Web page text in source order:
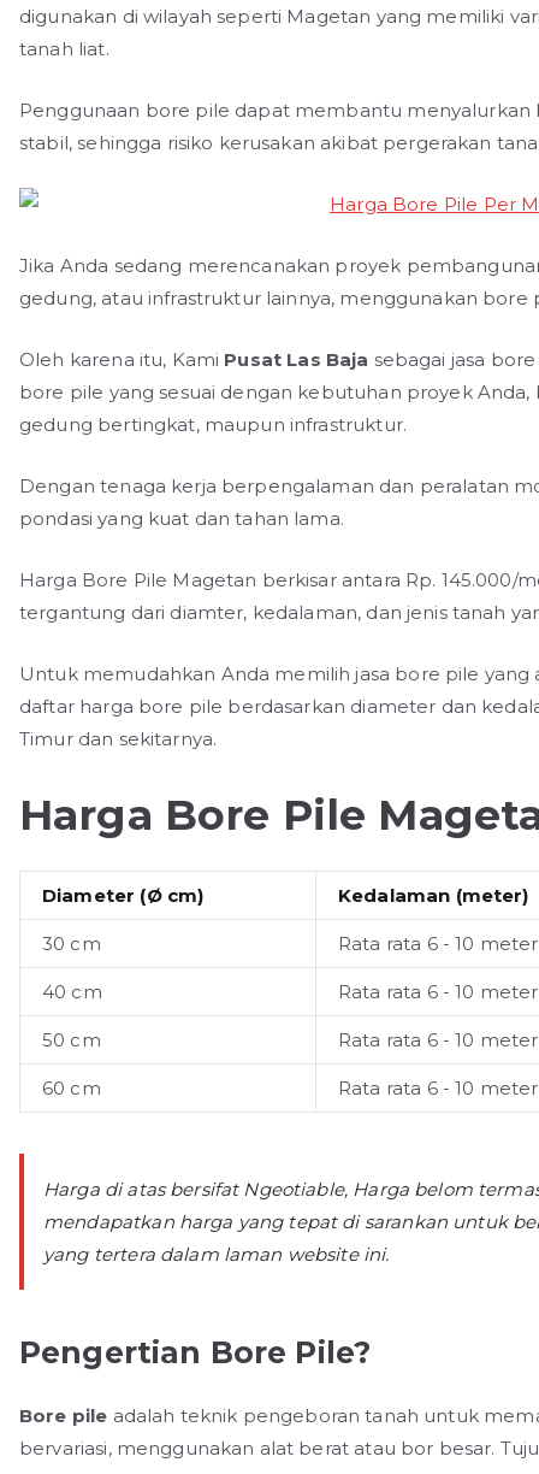
digunakan di wilayah seperti Magetan yang memiliki
tanah liat.
Penggunaan bore pile dapat membantu
stabil, sehingga risiko kerusakan akibat pergerakan
Jika Anda sedang merencanakan proyek
gedung, atau infrastruktur lainnya, menggunakan
Oleh karena itu, Kami Pusat Las Baja sebagai jasa
bore pile yang sesuai dengan kebutuhan proyek
gedung bertingkat, maupun infrastruktur.
Dengan tenaga kerja berpengalaman dan peralatan
pondasi yang kuat dan tahan lama.
Harga Bore Pile Magetan berkisar antara Rp. 145.000/
tergantung dari diamter, kedalaman, dan jenis tanah
Untuk memudahkan Anda memilih jasa bore pile
daftar harga bore pile berdasarkan diameter dan
Timur dan sekitarnya.
Harga Bore Pile
Diameter (Ø cm) Kedalaman (meter)
30 cm Rata rata 6 - 10 meter
40 cm Rata rata 6 - 10 meter
50 cm Rata rata 6 - 10 meter
60 cm Rata rata 6 - 10 meter
Harga di atas bersifat Ngeotiable, Harga belom
mendapatkan harga yang tepat di sarankan untuk
yang tertera dalam laman website ini.
Pengertian Bore Pile?
Bore pile adalah teknik pengeboran tanah untuk
bervariasi, menggunakan alat berat atau bor besar.